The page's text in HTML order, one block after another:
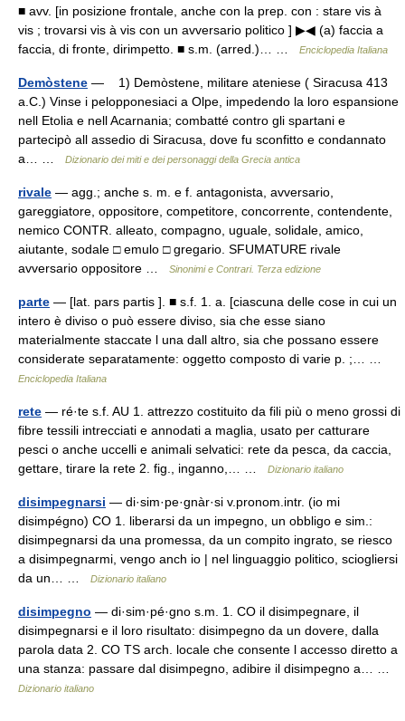
■ avv. [in posizione frontale, anche con la prep. con : stare vis à
vis ; trovarsi vis à vis con un avversario politico ] ▶◀ (a) faccia a
faccia, di fronte, dirimpetto. ■ s.m. (arred.)… …
Enciclopedia Italiana
Demòstene — 1) Demòstene, militare ateniese ( Siracusa 413
a.C.) Vinse i pelopponesiaci a Olpe, impedendo la loro espansione
nell Etolia e nell Acarnania; combatté contro gli spartani e
partecipò all assedio di Siracusa, dove fu sconfitto e condannato
a… …
Dizionario dei miti e dei personaggi della Grecia antica
rivale — agg.; anche s. m. e f. antagonista, avversario,
gareggiatore, oppositore, competitore, concorrente, contendente,
nemico CONTR. alleato, compagno, uguale, solidale, amico,
aiutante, sodale □ emulo □ gregario. SFUMATURE rivale
avversario oppositore …
Sinonimi e Contrari. Terza edizione
parte — [lat. pars partis ]. ■ s.f. 1. a. [ciascuna delle cose in cui un
intero è diviso o può essere diviso, sia che esse siano
materialmente staccate l una dall altro, sia che possano essere
considerate separatamente: oggetto composto di varie p. ;… …
Enciclopedia Italiana
rete — ré·te s.f. AU 1. attrezzo costituito da fili più o meno grossi di
fibre tessili intrecciati e annodati a maglia, usato per catturare
pesci o anche uccelli e animali selvatici: rete da pesca, da caccia,
gettare, tirare la rete 2. fig., inganno,… …
Dizionario italiano
disimpegnarsi — di·sim·pe·gnàr·si v.pronom.intr. (io mi
disimpégno) CO 1. liberarsi da un impegno, un obbligo e sim.:
disimpegnarsi da una promessa, da un compito ingrato, se riesco
a disimpegnarmi, vengo anch io | nel linguaggio politico, sciogliersi
da un… …
Dizionario italiano
disimpegno — di·sim·pé·gno s.m. 1. CO il disimpegnare, il
disimpegnarsi e il loro risultato: disimpegno da un dovere, dalla
parola data 2. CO TS arch. locale che consente l accesso diretto a
una stanza: passare dal disimpegno, adibire il disimpegno a… …
Dizionario italiano